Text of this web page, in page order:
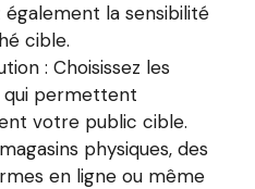
la sensibilité
cible.
: Choisissez les
qui permettent
votre public cible.
physiques, des
en ligne ou même